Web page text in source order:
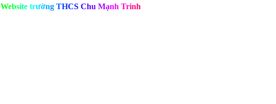
Website trường THCS Chu Mạnh Trinh